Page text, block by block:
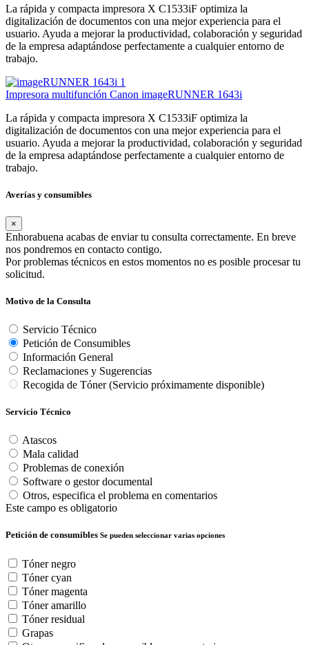
La rápida y compacta impresora X C1533iF optimiza la
digitalización de documentos con una mejor experiencia para el
usuario. Ayuda a mejorar la productividad, colaboración y seguridad
de la empresa adaptándose perfectamente a cualquier entorno de
trabajo.
Impresora multifunción Canon imageRUNNER 1643i
La rápida y compacta impresora X C1533iF optimiza la
digitalización de documentos con una mejor experiencia para el
usuario. Ayuda a mejorar la productividad, colaboración y seguridad
de la empresa adaptándose perfectamente a cualquier entorno de
trabajo.
Averías y consumibles
×
Enhorabuena acabas de enviar tu consulta correctamente. En breve
nos pondremos en contacto contigo.
Por problemas técnicos en estos momentos no es posible procesar tu
solicitud.
Motivo de la Consulta
Servicio Técnico
Petición de Consumibles
Información General
Reclamaciones y Sugerencias
Recogida de Tóner (Servicio próximamente disponible)
Servicio Técnico
Atascos
Mala calidad
Problemas de conexión
Software o gestor documental
Otros, especifica el problema en comentarios
Este campo es obligatorio
Petición de consumibles Se pueden seleccionar varias opciones
Tóner negro
Tóner cyan
Tóner magenta
Tóner amarillo
Tóner residual
Grapas